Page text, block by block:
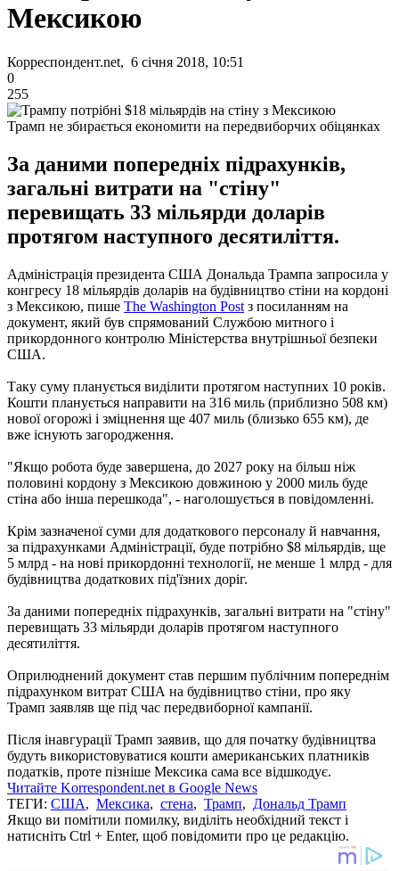
Мексикою
Корреспондент.net, 6 січня 2018, 10:51
0
255
Трамп не збирається економити на передвиборчих обіцянках
За даними попередніх підрахунків,
загальні витрати на "стіну"
перевищать 33 мільярди доларів
протягом наступного десятиліття.
Адміністрація президента США Дональда Трампа запросила у
конгресу 18 мільярдів доларів на будівництво стіни на кордоні
з Мексикою, пише The Washington Post з посиланням на
документ, який був спрямований Службою митного і
прикордонного контролю Міністерства внутрішньої безпеки
США.
Таку суму планується виділити протягом наступних 10 років.
Кошти планується направити на 316 миль (приблизно 508 км)
нової огорожі і зміцнення ще 407 миль (близько 655 км), де
вже існують загородження.
"Якщо робота буде завершена, до 2027 року на більш ніж
половині кордону з Мексикою довжиною у 2000 миль буде
стіна або інша перешкода", - наголошується в повідомленні.
Крім зазначеної суми для додаткового персоналу й навчання,
за підрахунками Адміністрації, буде потрібно $8 мільярдів, ще
5 млрд - на нові прикордонні технології, не менше 1 млрд - для
будівництва додаткових під'їзних доріг.
За даними попередніх підрахунків, загальні витрати на "стіну"
перевищать 33 мільярди доларів протягом наступного
десятиліття.
Оприлюднений документ став першим публічним попереднім
підрахунком витрат США на будівництво стіни, про яку
Трамп заявляв ще під час передвиборної кампанії.
Після інавгурації Трамп заявив, що для початку будівництва
будуть використовуватися кошти американських платників
податків, проте пізніше Мексика сама все відшкодує.
Читайте Korrespondent.net в Google News
ТЕГИ: США, Мексика, стена, Трамп, Дональд Трамп
Якщо ви помітили помилку, виділіть необхідний текст і
натисніть Ctrl + Enter, щоб повідомити про це редакцію.